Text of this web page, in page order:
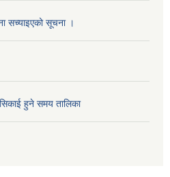
सच्याइएको सूचना ।
हुने समय तालिका